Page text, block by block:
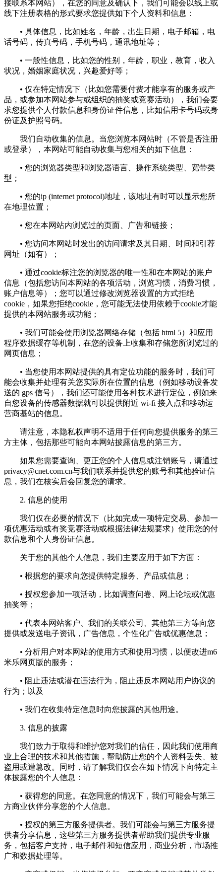
接联系本网站），在您的同意及确认下，我们可能会以线上或
线下注册表格的形式要求您提供如下个人资料和信息：
• 具体信息，比如姓名，年龄，出生日期，电子邮箱，电
话号码，传真号码，手机号码，通讯地址等；
• 一般性信息，比如您的性别，年龄，职业，教育，收入
状况，婚姻家庭状况，兴趣爱好等；
• 仅在特定情况下（比如您需要付费才能享有的服务或产
品，或参加本网站参与或组织的抽奖或竞赛活动），我们会要
求您提供个人付款信息和身份证件信息，比如信用卡号码或身
份证及护照号码。
我们自动收集的信息。当您浏览本网站时（不管是否注册
或登录），本网站可能自动收集与您相关的如下信息：
• 您的浏览器类型和浏览器语言、操作系统类型、宽带类
型；
• 您的ip (internet protocol)地址，该地址有时可以显示您所
在地理位置；
• 您在本网站内浏览过的页面、广告和链接；
• 您访问本网站时发出的访问请求及其日期、时间和引荐
网址（如有）；
• 通过cookie标注您的浏览器的唯一性和在本网站的账户
信息（包括您访问本网站的各项活动，浏览习惯，消费习惯，
账户信息等）；您可以通过修改浏览器设置的方式拒绝
cookie，如果您拒绝cookie，您可能无法使用依赖于cookie才能
提供的本网站服务或功能；
• 我们可能会使用浏览器网络存储（包括 html 5）和应用
程序数据缓存等机制，在您的设备上收集和存储您所浏览过的
网页信息；
• 当您使用本网站提供的具有定位功能的服务时，我们可
能会收集并处理有关您实际所在位置的信息（例如移动设备发
送的 gps 信号），我们还可能使用各种技术进行定位，例如来
自您设备的传感器数据就可以提供附近 wi-fi 接入点和移动运
营商基站的信息。
请注意，本隐私权声明不适用于任何向您提供服务的第三
方主体，包括那些可能向本网站披露信息的第三方。
如果您需要查询、更正您的个人信息或注销账号，请通过
privacy@cnet.com.cn与我们联系并提供您的账号和其他验证信
息，我们在核实后会回复您的请求。
2. 信息的使用
我们仅在必要的情况下（比如完成一项特定交易、参加一
项优惠活动或有奖竞赛活动或根据法律法规要求）使用您的付
款信息和个人身份证信息。
关于您的其他个人信息，我们主要应用于如下方面：
• 根据您的要求向您提供特定服务、产品或信息；
• 授权您参加一项活动，比如调查问卷、网上论坛或优惠
抽奖等；
• 代表本网站客户、我们的关联公司、其他第三方等向您
提供或发送电子资讯，广告信息，个性化广告或优惠信息；
• 分析用户对本网站的使用方式和使用习惯，以便改进m6
米乐网页版的服务；
• 阻止违法或潜在违法行为，阻止违反本网站用户协议的
行为；以及
• 我们在收集特定信息时向您披露的其他用途。
3. 信息的披露
我们致力于取得和维护您对我们的信任，因此我们使用商
业上合理的技术和其他措施，帮助防止您的个人资料丢失、被
盗用或遭篡改。同时，请了解我们仅会在如下情况下向特定主
体披露您的个人信息：
• 获得您的同意。在您同意的情况下，我们可能会与第三
方商业伙伴分享您的个人信息。
• 授权的第三方服务提供者。我们可能会与第三方服务提
供者分享信息，这些第三方服务提供者帮助我们提供专业服
务，包括客户支持，电子邮件和短信应用，商业分析，市场推
广和数据处理等。